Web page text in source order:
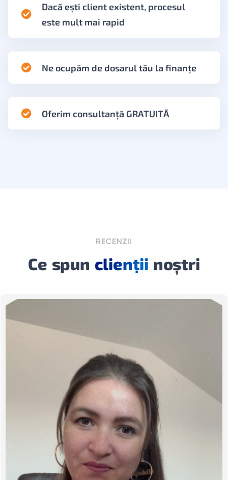
Dacă ești client existent, procesul
este mult mai rapid
Ne ocupăm de dosarul tău la finanțe
Oferim consultanță GRATUITĂ
RECENZII
Ce spun clienții noștri